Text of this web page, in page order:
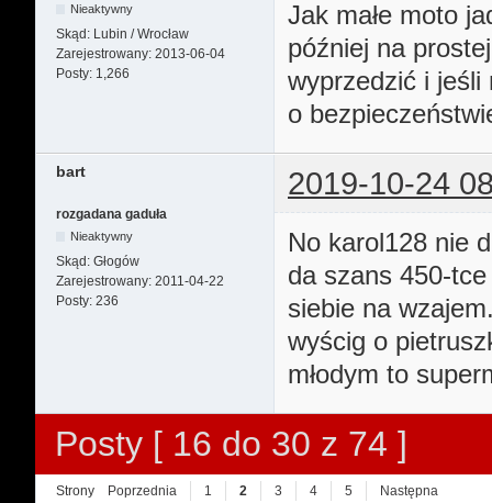
Nieaktywny
Skąd: Lubin / Wrocław
Zarejestrowany: 2013-06-04
Posty: 1,266
Jak małe moto
później na
wyprzedzić i jeśli
o
bart 2019-10-24
rozgadana gaduła
Nieaktywny
Skąd: Głogów
Zarejestrowany: 2011-04-22
Posty: 236
No karol128 nie
da szans 450-
siebie na
wyścig o
młodym to
Posty [ 16 do 30 z 74 ]
Strony Poprzednia 1 2 3 4 5 Następna